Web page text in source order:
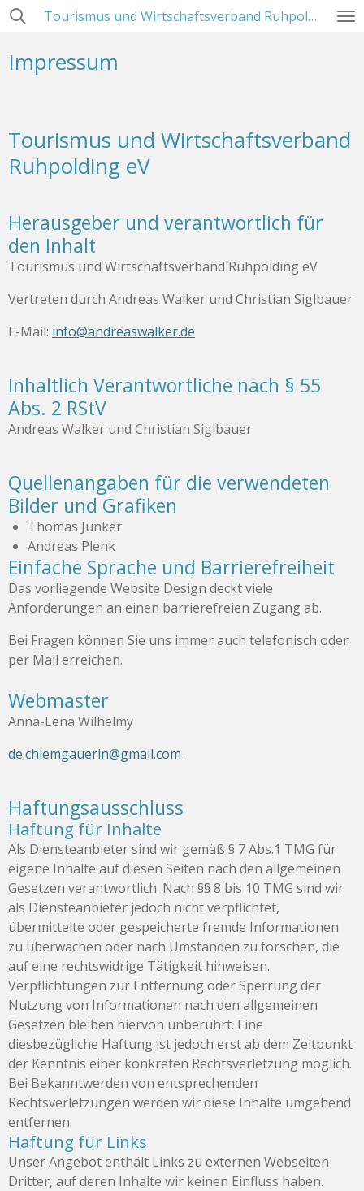
Zum
springen
Tourismus und Wirtschaftsverband Ruhpolding
Impressum
Tourismus und Wirtschaftsverband
Ruhpolding eV
Herausgeber und verantwortlich für
den Inhalt
Tourismus und Wirtschaftsverband Ruhpolding eV
Vertreten durch Andreas Walker und Christian Siglbauer
E-Mail: info@andreaswalker.de
Inhaltlich Verantwortliche nach § 55
Abs. 2 RStV
Andreas Walker und Christian Siglbauer
Quellenangaben für die verwendeten
Bilder und Grafiken
Thomas Junker
Andreas Plenk
Einfache Sprache und Barrierefreiheit
Das vorliegende Website Design deckt viele
Anforderungen an einen barrierefreien Zugang ab.
Bei Fragen können Sie uns immer auch telefonisch oder
per Mail erreichen.
Webmaster
Anna-Lena Wilhelmy
de.chiemgauerin@gmail.com
Haftungsausschluss
Haftung für Inhalte
Als Diensteanbieter sind wir gemäß § 7 Abs.1 TMG für
eigene Inhalte auf diesen Seiten nach den allgemeinen
Gesetzen verantwortlich. Nach §§ 8 bis 10 TMG sind wir
als Diensteanbieter jedoch nicht verpflichtet,
übermittelte oder gespeicherte fremde Informationen
zu überwachen oder nach Umständen zu forschen, die
auf eine rechtswidrige Tätigkeit hinweisen.
Verpflichtungen zur Entfernung oder Sperrung der
Nutzung von Informationen nach den allgemeinen
Gesetzen bleiben hiervon unberührt. Eine
diesbezügliche Haftung ist jedoch erst ab dem Zeitpunkt
der Kenntnis einer konkreten Rechtsverletzung möglich.
Bei Bekanntwerden von entsprechenden
Rechtsverletzungen werden wir diese Inhalte umgehend
entfernen.
Haftung für Links
Unser Angebot enthält Links zu externen Webseiten
Dritter, auf deren Inhalte wir keinen Einfluss haben.